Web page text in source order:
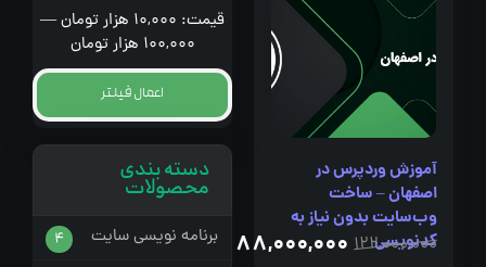
آموزش وردپرس در
اصفهان – ساخت
وب‌سایت بدون نیاز به
کدنویسی
ریال 88,000,000 122,000,000
قیمت: 10,000 هزار تومان —
100,000 هزار تومان
اعمال فیلتر
دسته بندی
محصولات
برنامه نویسی سایت 4